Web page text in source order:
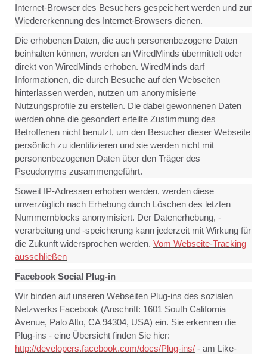
Internet-Browser des Besuchers gespeichert werden und zur
Wiedererkennung des Internet-Browsers dienen.
Die erhobenen Daten, die auch personenbezogene Daten
beinhalten können, werden an WiredMinds übermittelt oder
direkt von WiredMinds erhoben. WiredMinds darf
Informationen, die durch Besuche auf den Webseiten
hinterlassen werden, nutzen um anonymisierte
Nutzungsprofile zu erstellen. Die dabei gewonnenen Daten
werden ohne die gesondert erteilte Zustimmung des
Betroffenen nicht benutzt, um den Besucher dieser Webseite
persönlich zu identifizieren und sie werden nicht mit
personenbezogenen Daten über den Träger des
Pseudonyms zusammengeführt.
Soweit IP-Adressen erhoben werden, werden diese
unverzüglich nach Erhebung durch Löschen des letzten
Nummernblocks anonymisiert. Der Datenerhebung, -
verarbeitung und -speicherung kann jederzeit mit Wirkung für
die Zukunft widersprochen werden. Vom Webseite-Tracking
ausschließen
Facebook Social Plug-in
Wir binden auf unseren Webseiten Plug-ins des sozialen
Netzwerks Facebook (Anschrift: 1601 South California
Avenue, Palo Alto, CA 94304, USA) ein. Sie erkennen die
Plug-ins - eine Übersicht finden Sie hier:
http://developers.facebook.com/docs/Plug-ins/ - am Like-